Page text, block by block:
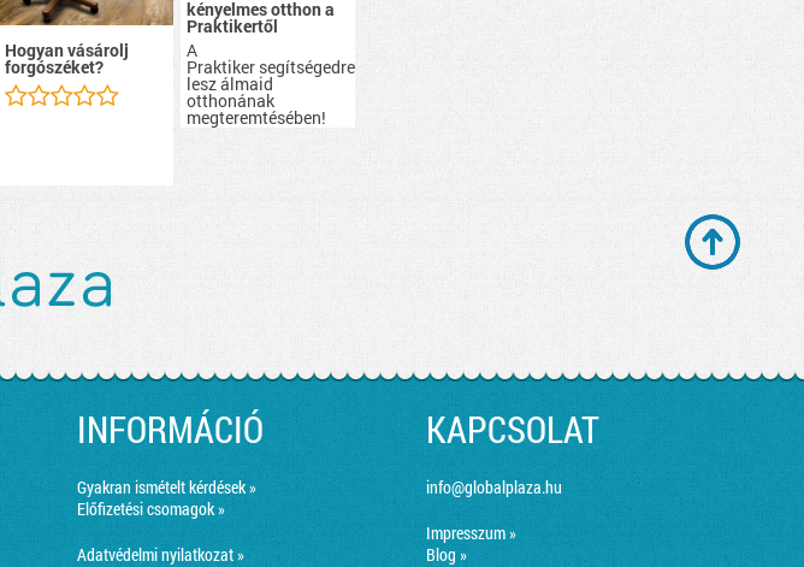
Hogyan vásárolj
forgószéket?
kényelmes otthon a
Praktikertől
A
Praktiker segítségedre
lesz álmaid
otthonának
megteremtésében!
INFORMÁCIÓ
Gyakran ismételt kérdések »
Előfizetési csomagok »
Adatvédelmi nyilatkozat »
KAPCSOLAT
info@globalplaza.hu
Impresszum »
Blog »